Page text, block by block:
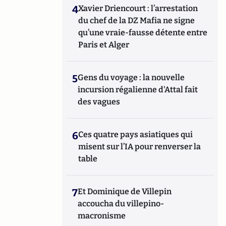
4Xavier Driencourt : l’arrestation
du chef de la DZ Mafia ne signe
qu’une vraie-fausse détente entre
Paris et Alger
5Gens du voyage : la nouvelle
incursion régalienne d'Attal fait
des vagues
6Ces quatre pays asiatiques qui
misent sur l’IA pour renverser la
table
7Et Dominique de Villepin
accoucha du villepino-
macronisme